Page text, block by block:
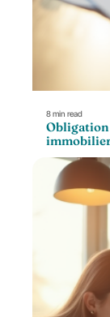
8 min read
Obligation
immobilier